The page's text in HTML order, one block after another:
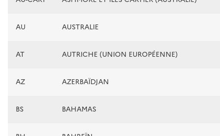
AU AUSTRALIE
AT AUTRICHE (UNION EUROPÉENNE)
AZ AZERBAÏDJAN
BS BAHAMAS